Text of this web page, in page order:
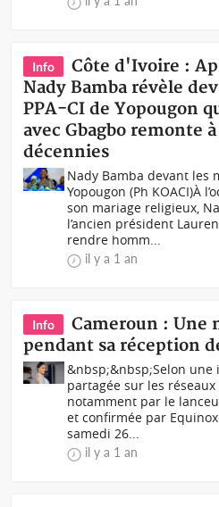
Info
Côte d'Ivoire :
Nady Bamba révèle
PPA-CI de Yopougon
avec Gbagbo remonte
décennies
Nady Bamba devant les
Yopougon (Ph KOACI)À
son mariage religieux,
l’ancien président
rendre homm...
il y a 1 an
Info
Cameroun : Une
pendant sa réception
&nbsp;&nbsp;Selon
partagée sur les
notamment par le
et confirmée par
samedi 26...
il y a 1 an